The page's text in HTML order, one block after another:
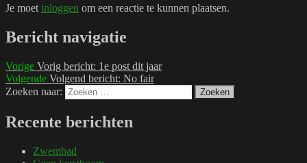
Je moetinloggen om een reactie te kunnen plaatsen.
Bericht navigatie
Vorige Vorig bericht: 1e post dit jaar
Volgende Volgend bericht: No fair
Zoeken naar:
Zoeken
Recente berichten
Zwembad